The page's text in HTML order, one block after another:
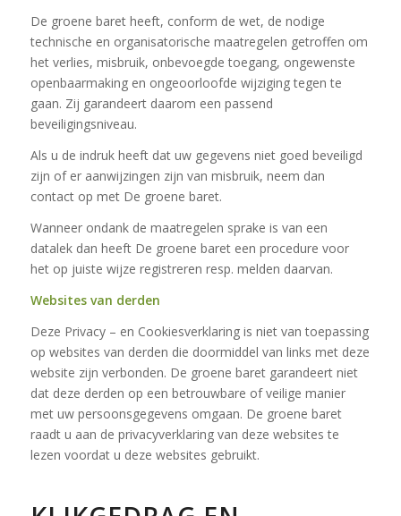
De groene baret heeft, conform de wet, de nodige
technische en organisatorische maatregelen getroffen om
het verlies, misbruik, onbevoegde toegang, ongewenste
openbaarmaking en ongeoorloofde wijziging tegen te
gaan. Zij garandeert daarom een passend
beveiligingsniveau.
Als u de indruk heeft dat uw gegevens niet goed beveiligd
zijn of er aanwijzingen zijn van misbruik, neem dan
contact op met De groene baret.
Wanneer ondank de maatregelen sprake is van een
datalek dan heeft De groene baret een procedure voor
het op juiste wijze registreren resp. melden daarvan.
Websites van derden
Deze Privacy – en Cookiesverklaring is niet van toepassing
op websites van derden die doormiddel van links met deze
website zijn verbonden. De groene baret garandeert niet
dat deze derden op een betrouwbare of veilige manier
met uw persoonsgegevens omgaan. De groene baret
raadt u aan de privacyverklaring van deze websites te
lezen voordat u deze websites gebruikt.